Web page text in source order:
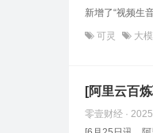
新增了“视频生
可灵 大
[阿里云百
零壹财经 ·